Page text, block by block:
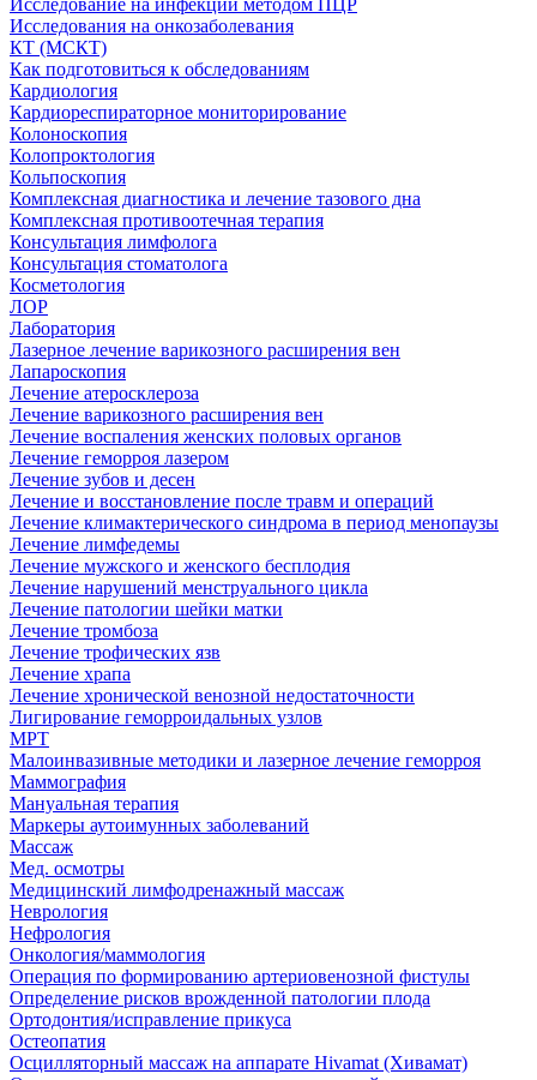
Исследования на онкозаболевания
КТ (МСКТ)
Как подготовиться к обследованиям
Кардиология
Кардиореспираторное мониторирование
Колоноскопия
Колопроктология
Кольпоскопия
Комплексная диагностика и лечение тазового дна
Комплексная противоотечная терапия
Консультация лимфолога
Консультация стоматолога
Косметология
ЛОР
Лаборатория
Лазерное лечение варикозного расширения вен
Лапароскопия
Лечение атеросклероза
Лечение варикозного расширения вен
Лечение воспаления женских половых органов
Лечение геморроя лазером
Лечение зубов и десен
Лечение и восстановление после травм и операций
Лечение климактерического синдрома в период менопаузы
Лечение лимфедемы
Лечение мужского и женского бесплодия
Лечение нарушений менструального цикла
Лечение патологии шейки матки
Лечение тромбоза
Лечение трофических язв
Лечение храпа
Лечение хронической венозной недостаточности
Лигирование геморроидальных узлов
МРТ
Малоинвазивные методики и лазерное лечение геморроя
Маммография
Мануальная терапия
Маркеры аутоимунных заболеваний
Массаж
Мед. осмотры
Медицинский лимфодренажный массаж
Неврология
Нефрология
Онкология/маммология
Операция по формированию артериовенозной фистулы
Определение рисков врожденной патологии плода
Ортодонтия/исправление прикуса
Остеопатия
Осцилляторный массаж на аппарате Hivamat (Хивамат)